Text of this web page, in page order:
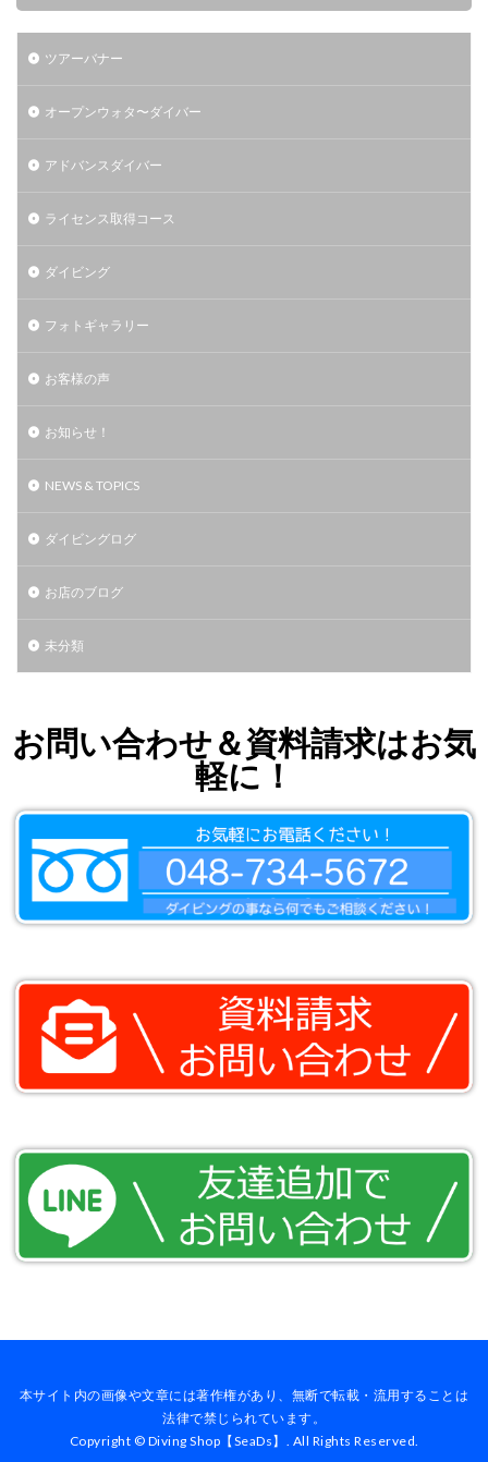
ツアーバナー
オープンウォタ〜ダイバー
アドバンスダイバー
ライセンス取得コース
ダイビング
フォトギャラリー
お客様の声
お知らせ！
NEWS & TOPICS
ダイビングログ
お店のブログ
未分類
お問い合わせ＆資料請求はお気
軽に！
本サイト内の画像や文章には著作権があり、無断で転載・流用することは
法律で禁じられています。
Copyright © Diving Shop【SeaDs】. All Rights Reserved.